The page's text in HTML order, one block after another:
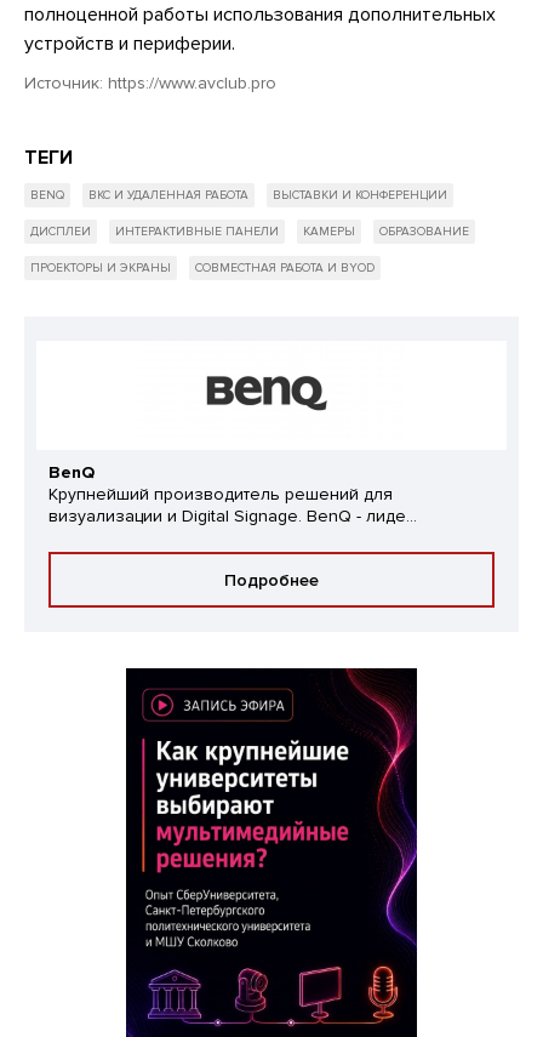
полноценной работы использования дополнительных
устройств и периферии.
Источник: https://www.avclub.pro
ТЕГИ
BENQ ВКС И УДАЛЕННАЯ РАБОТА ВЫСТАВКИ И КОНФЕРЕНЦИИ
ДИСПЛЕИ ИНТЕРАКТИВНЫЕ ПАНЕЛИ КАМЕРЫ ОБРАЗОВАНИЕ
ПРОЕКТОРЫ И ЭКРАНЫ СОВМЕСТНАЯ РАБОТА И BYOD
BenQ
Крупнейший производитель решений для
визуализации и Digital Signage. BenQ - лиде...
Подробнее